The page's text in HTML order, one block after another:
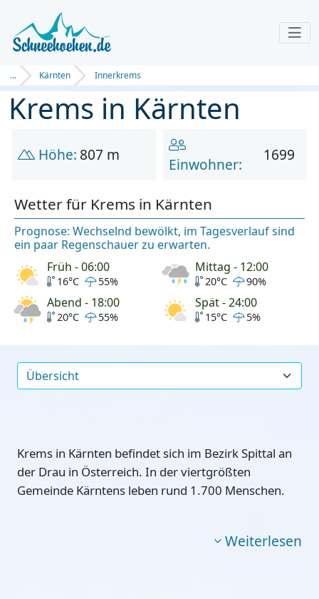
... Kärnten Innerkrems
Krems in Kärnten
Höhe: 807 m
Einwohner:
1699
Wetter für Krems in Kärnten
Prognose: Wechselnd bewölkt, im Tagesverlauf sind
ein paar Regenschauer zu erwarten.
Früh - 06:00
16°C 55%
Mittag - 12:00
20°C 90%
Abend - 18:00
20°C 55%
Spät - 24:00
15°C 5%
Krems in Kärnten befindet sich im Bezirk Spittal an
der Drau in Österreich. In der viertgrößten
Gemeinde Kärntens leben rund 1.700 Menschen.
Weiterlesen